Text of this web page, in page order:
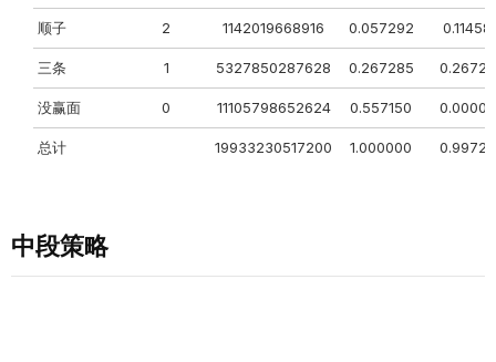
顺⼦ 2 1142019668916 0.057292
三条 1 5327850287628 0.267285
没赢⾯ 0 11105798652624 0.557150
总计 19933230517200 1.000000
中段策略